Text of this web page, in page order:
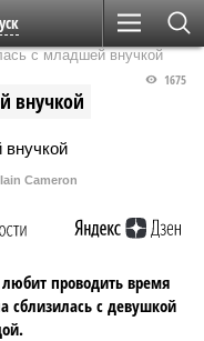
с младшей внучкой
внучкой
1675
Cameron
проводить время
сблизилась с девушкой